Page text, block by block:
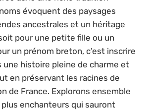
évoquent des paysages
ancestrales et un héritage
pour une petite fille ou un
un prénom breton, c’est inscrire
une histoire pleine de charme et
en préservant les racines de
de France. Explorons ensemble
enchanteurs qui sauront